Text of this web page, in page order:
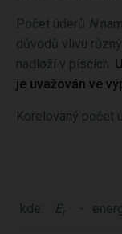
Počet úderů N
důvodů vlivu
nadloží v píscích.
je uvažován ve
Korelovaný počet
kde: E r -